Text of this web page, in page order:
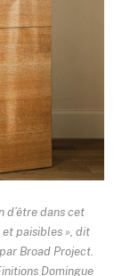
d’être dans cet
paisibles », dit
Broad Project.
Domingue